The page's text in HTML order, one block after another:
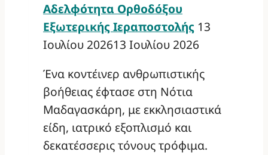
Αδελφότητα Ορθοδόξου
Εξωτερικής Ιεραποστολής 13
Ιουλίου 202613 Ιουλίου 2026
Ένα κοντέινερ ανθρωπιστικής
βοήθειας έφτασε στη Νότια
Μαδαγασκάρη, με εκκλησιαστικά
είδη, ιατρικό εξοπλισμό και
δεκατέσσερις τόνους τρόφιμα.